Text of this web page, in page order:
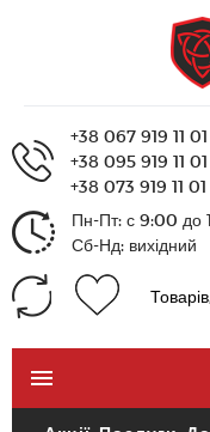
+38 067 919 11 01
+38 095 919 11 01
+38 073 919 11 01
Пн-Пт: с 9:00 до
Сб-Нд: вихідний